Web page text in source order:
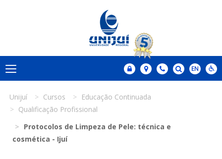
Unijuí Cursos
Educação Continuada
Qualificação Profissional
Protocolos de Limpeza de Pele: técnica e
cosmética - Ijuí